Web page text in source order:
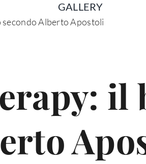
GALLERY
secondo Alberto Apostoli
il